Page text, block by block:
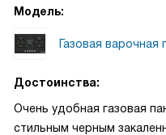
Модель:
Газовая варочная
Достоинства:
Очень удобная газовая
стильным черным